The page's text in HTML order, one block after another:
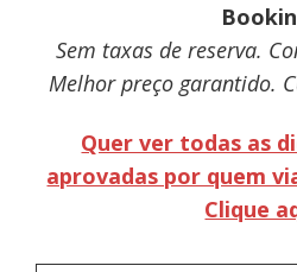
Sem taxas de reserva.
Melhor preço garantido.
Quer ver todas as
aprovadas por quem
Clique